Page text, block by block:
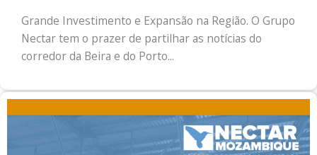
Grande Investimento e Expansão na Região. O Grupo
Nectar tem o prazer de partilhar as notícias do
corredor da Beira e do Porto...